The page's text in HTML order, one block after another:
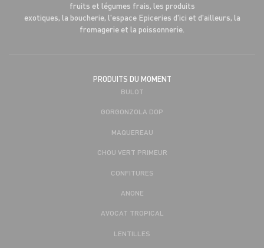
fruits et légumes frais, les produits
exotiques, la boucherie, l'espace Epiceries d'ici et d'ailleurs, la
fromagerie et la poissonnerie.
PRODUITS DU MOMENT
BULOT
GORGONZOLA DOP
MAQUEREAU
CHOU VERT PRIMEUR
CONFITURES
ANONE
AVOCAT TROPICAL
LENTILLES